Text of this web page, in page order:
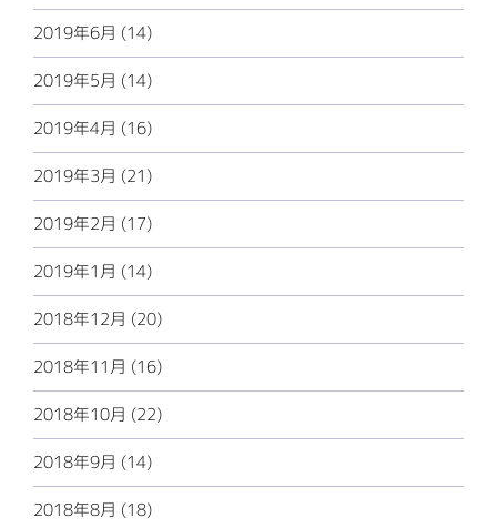
2019年6月 (14)
2019年5月 (14)
2019年4月 (16)
2019年3月 (21)
2019年2月 (17)
2019年1月 (14)
2018年12月 (20)
2018年11月 (16)
2018年10月 (22)
2018年9月 (14)
2018年8月 (18)